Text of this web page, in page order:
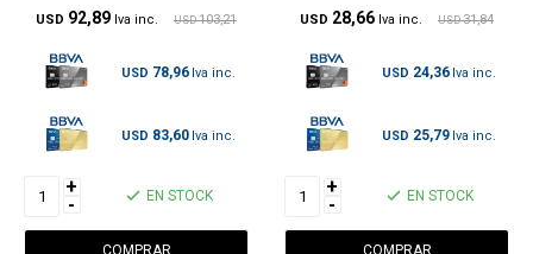
USD 92,89 USD 103,21
USD 78,96
USD 83,60
+
- EN STOCK
USD 28,66 USD 31,84
USD 24,36
USD 25,79
+
- EN STOCK